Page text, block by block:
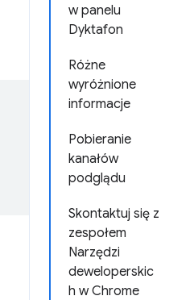
w panelu
Dyktafon
Różne
wyróżnione
informacje
Pobieranie
kanałów
podglądu
Skontaktuj się z
zespołem
Narzędzi
deweloperskic
h w Chrome